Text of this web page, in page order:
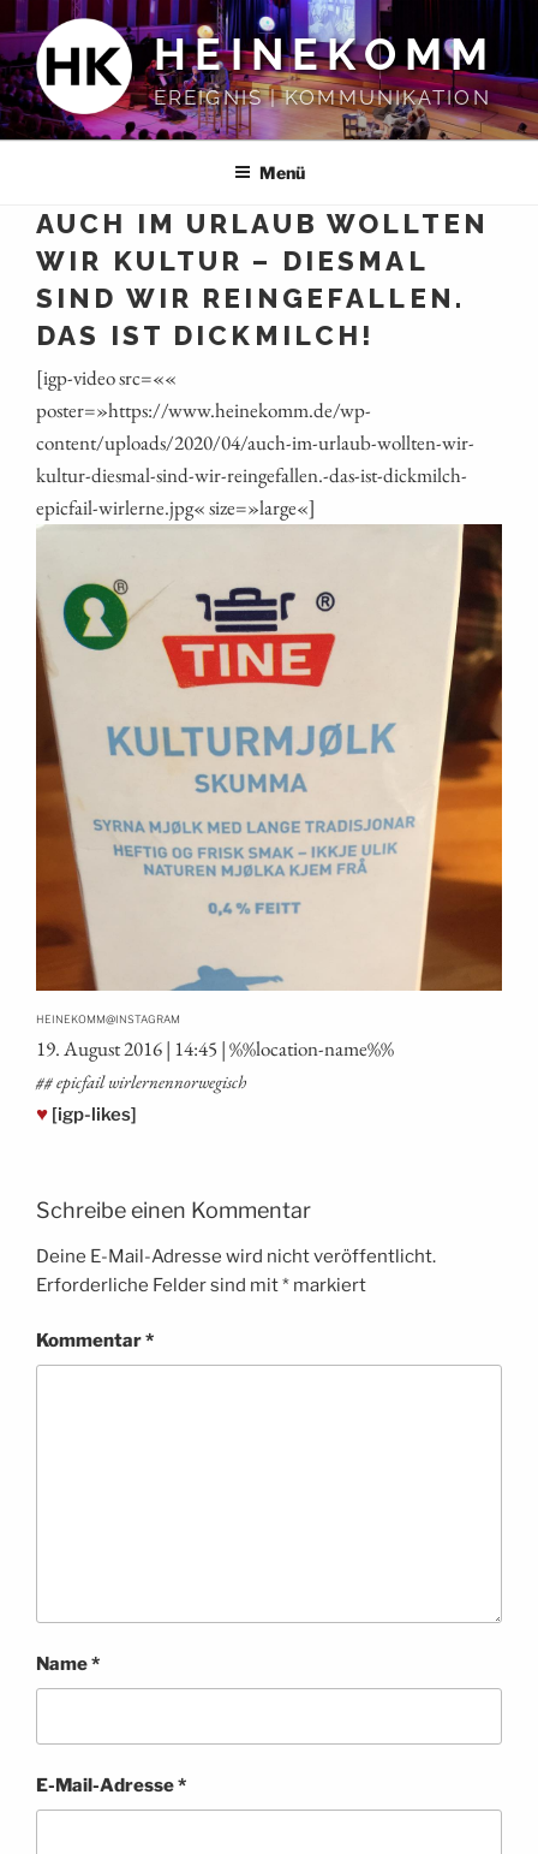
Inhalt
springen
HEINEKOMM
EREIGNIS | KOMMUNIKATION
Menü
AUCH IM URLAUB WOLLTEN
WIR KULTUR – DIESMAL
SIND WIR REINGEFALLEN.
DAS IST DICKMILCH!
[igp-video src=««
poster=»https://www.heinekomm.de/wp-
content/uploads/2020/04/auch-im-urlaub-wollten-wir-
kultur-diesmal-sind-wir-reingefallen.-das-ist-dickmilch-
epicfail-wirlerne.jpg« size=»large«]
HEINEKOMM@INSTAGRAM
19. August 2016 | 14:45 | %%loca­ti­on-name%%
## epi­c­fail wirlernennorwegisch
♥ [igp-likes]
Schreibe einen Kommentar
Deine E-Mail-Adresse wird nicht veröffentlicht.
Erforderliche Felder sind mit* markiert
Kommentar*
Name*
E-Mail-Adresse*